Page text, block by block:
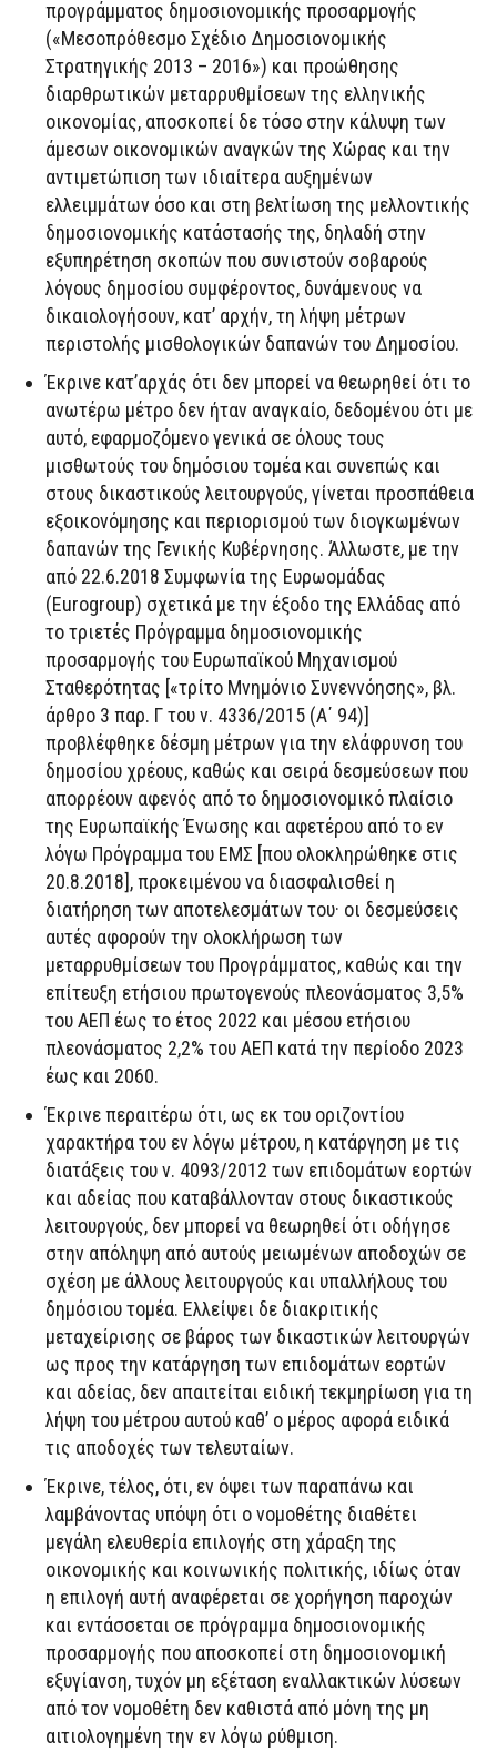
προγράμματος δημοσιονομικής προσαρμογής
(«Μεσοπρόθεσμο Σχέδιο Δημοσιονομικής
Στρατηγικής 2013 – 2016») και προώθησης
διαρθρωτικών μεταρρυθμίσεων της ελληνικής
οικονομίας, αποσκοπεί δε τόσο στην κάλυψη των
άμεσων οικονομικών αναγκών της Χώρας και την
αντιμετώπιση των ιδιαίτερα αυξημένων
ελλειμμάτων όσο και στη βελτίωση της μελλοντικής
δημοσιονομικής κατάστασής της, δηλαδή στην
εξυπηρέτηση σκοπών που συνιστούν σοβαρούς
λόγους δημοσίου συμφέροντος, δυνάμενους να
δικαιολογήσουν, κατ’ αρχήν, τη λήψη μέτρων
περιστολής μισθολογικών δαπανών του Δημοσίου.
Έκρινε κατ’αρχάς ότι δεν μπορεί να θεωρηθεί ότι το
ανωτέρω μέτρο δεν ήταν αναγκαίο, δεδομένου ότι με
αυτό, εφαρμοζόμενο γενικά σε όλους τους
μισθωτούς του δημόσιου τομέα και συνεπώς και
στους δικαστικούς λειτουργούς, γίνεται προσπάθεια
εξοικονόμησης και περιορισμού των διογκωμένων
δαπανών της Γενικής Κυβέρνησης. Άλλωστε, με την
από 22.6.2018 Συμφωνία της Ευρωομάδας
(Eurogroup) σχετικά με την έξοδο της Ελλάδας από
το τριετές Πρόγραμμα δημοσιονομικής
προσαρμογής του Ευρωπαϊκού Μηχανισμού
Σταθερότητας [«τρίτο Μνημόνιο Συνεννόησης», βλ.
άρθρο 3 παρ. Γ του ν. 4336/2015 (Α΄ 94)]
προβλέφθηκε δέσμη μέτρων για την ελάφρυνση του
δημοσίου χρέους, καθώς και σειρά δεσμεύσεων που
απορρέουν αφενός από το δημοσιονομικό πλαίσιο
της Ευρωπαϊκής Ένωσης και αφετέρου από το εν
λόγω Πρόγραμμα του ΕΜΣ [που ολοκληρώθηκε στις
20.8.2018], προκειμένου να διασφαλισθεί η
διατήρηση των αποτελεσμάτων του· οι δεσμεύσεις
αυτές αφορούν την ολοκλήρωση των
μεταρρυθμίσεων του Προγράμματος, καθώς και την
επίτευξη ετήσιου πρωτογενούς πλεονάσματος 3,5%
του ΑΕΠ έως το έτος 2022 και μέσου ετήσιου
πλεονάσματος 2,2% του ΑΕΠ κατά την περίοδο 2023
έως και 2060.
Έκρινε περαιτέρω ότι, ως εκ του οριζοντίου
χαρακτήρα του εν λόγω μέτρου, η κατάργηση με τις
διατάξεις του ν. 4093/2012 των επιδομάτων εορτών
και αδείας που καταβάλλονταν στους δικαστικούς
λειτουργούς, δεν μπορεί να θεωρηθεί ότι οδήγησε
στην απόληψη από αυτούς μειωμένων αποδοχών σε
σχέση με άλλους λειτουργούς και υπαλλήλους του
δημόσιου τομέα. Ελλείψει δε διακριτικής
μεταχείρισης σε βάρος των δικαστικών λειτουργών
ως προς την κατάργηση των επιδομάτων εορτών
και αδείας, δεν απαιτείται ειδική τεκμηρίωση για τη
λήψη του μέτρου αυτού καθ’ ο μέρος αφορά ειδικά
τις αποδοχές των τελευταίων.
Έκρινε, τέλος, ότι, εν όψει των παραπάνω και
λαμβάνοντας υπόψη ότι ο νομοθέτης διαθέτει
μεγάλη ελευθερία επιλογής στη χάραξη της
οικονομικής και κοινωνικής πολιτικής, ιδίως όταν
η επιλογή αυτή αναφέρεται σε χορήγηση παροχών
και εντάσσεται σε πρόγραμμα δημοσιονομικής
προσαρμογής που αποσκοπεί στη δημοσιονομική
εξυγίανση, τυχόν μη εξέταση εναλλακτικών λύσεων
από τον νομοθέτη δεν καθιστά από μόνη της μη
αιτιολογημένη την εν λόγω ρύθμιση.